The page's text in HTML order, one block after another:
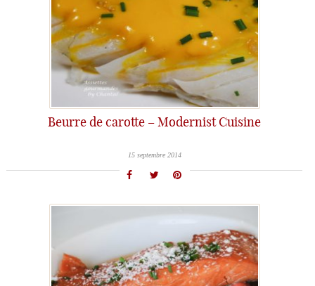
Beurre de carotte – Modernist Cuisine
15 septembre 2014